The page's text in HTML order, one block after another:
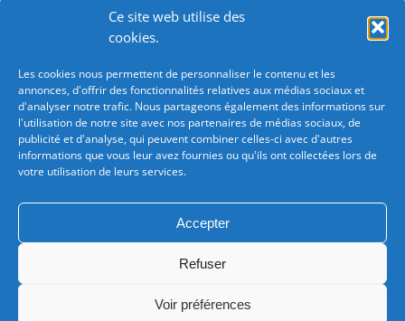
Ce site web utilise des
cookies.
Les cookies nous permettent de personnaliser le contenu et les
annonces, d'offrir des fonctionnalités relatives aux médias sociaux et
d'analyser notre trafic. Nous partageons également des informations sur
l'utilisation de notre site avec nos partenaires de médias sociaux, de
publicité et d'analyse, qui peuvent combiner celles-ci avec d'autres
informations que vous leur avez fournies ou qu'ils ont collectées lors de
votre utilisation de leurs services.
Accepter
Refuser
Voir préférences
produit
choisies
page
du
produit
Choisir une option - 0.00€
pour bénéficiez de tarifications avantageuses.
Chez Imprimerie Leonard : Vos avis comptent pour nous!
Conditions générales de vente